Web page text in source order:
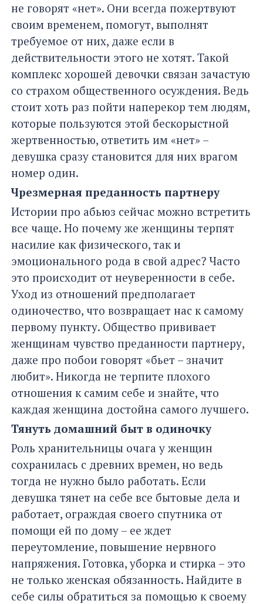
не говорят «нет». Они всегда пожертвуют
своим временем, помогут, выполнят
требуемое от них, даже если в
действительности этого не хотят. Такой
комплекс хорошей девочки связан зачастую
со страхом общественного осуждения. Ведь
стоит хоть раз пойти наперекор тем людям,
которые пользуются этой бескорыстной
жертвенностью, ответить им «нет» –
девушка сразу становится для них врагом
номер один.
Чрезмерная преданность партнеру
Истории про абьюз сейчас можно встретить
все чаще. Но почему же женщины терпят
насилие как физического, так и
эмоционального рода в свой адрес? Часто
это происходит от неуверенности в себе.
Уход из отношений предполагает
одиночество, что возвращает нас к самому
первому пункту. Общество прививает
женщинам чувство преданности партнеру,
даже про побои говорят «бьет – значит
любит». Никогда не терпите плохого
отношения к самим себе и знайте, что
каждая женщина достойна самого лучшего.
Тянуть домашний быт в одиночку
Роль хранительницы очага у женщин
сохранилась с древних времен, но ведь
тогда не нужно было работать. Если
девушка тянет на себе все бытовые дела и
работает, ограждая своего спутника от
помощи ей по дому – ее ждет
переутомление, повышение нервного
напряжения. Готовка, уборка и стирка – это
не только женская обязанность. Найдите в
себе силы обратиться за помощью к своему